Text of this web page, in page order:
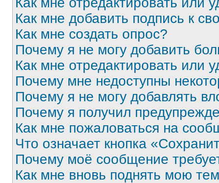
Как мне добавить подпись к
Как мне создать опрос?
Почему я не могу добавить
Как мне отредактировать или
Почему мне недоступны
Почему я не могу добавлять
Почему я получил
Как мне пожаловаться на
Что означает кнопка
Почему моё сообщение
Как мне вновь поднять мою